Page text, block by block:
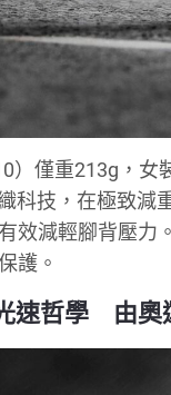
）僅重213g，
科技，在極致
效減輕腳背壓力
護。
光速哲學 由